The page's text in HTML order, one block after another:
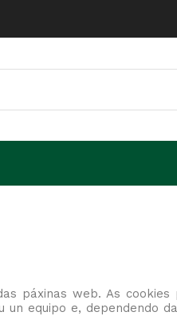
páxinas web. As
equipo e, dependendo